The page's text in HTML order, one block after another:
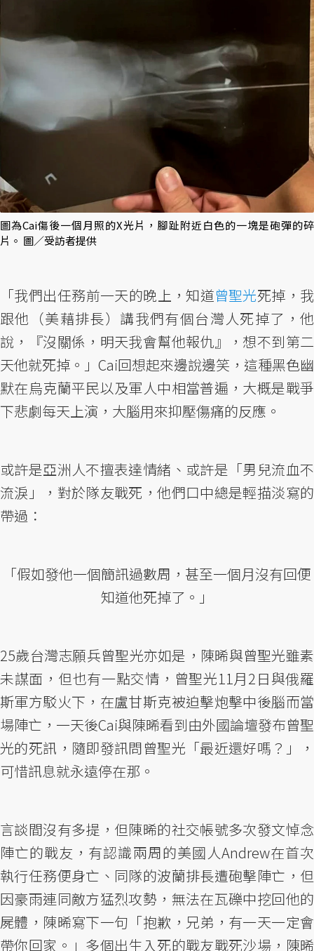
圖為Cai傷後一個月照的X光片，腳趾附近白色的一塊是砲彈的碎
片。 圖／受訪者提供
「我們出任務前一天的晚上，知道曾聖光死掉，我
跟他（美藉排長）講我們有個台灣人死掉了，他
說，『沒關係，明天我會幫他報仇』，想不到第二
天他就死掉。」Cai回想起來邊說邊笑，這種黑色幽
默在烏克蘭平民以及軍人中相當普遍，大概是戰爭
下悲劇每天上演，大腦用來抑壓傷痛的反應。
或許是亞洲人不擅表達情緒、或許是「男兒流血不
流淚」，對於隊友戰死，他們口中總是輕描淡寫的
帶過：
「假如發他一個簡訊過數周，甚至一個月沒有回便
知道他死掉了。」
25歲台灣志願兵曾聖光亦如是，陳晞與曾聖光雖素
未謀面，但也有一點交情，曾聖光11月2日與俄羅
斯軍方駁火下，在盧甘斯克被迫擊炮擊中後腦而當
場陣亡，一天後Cai與陳晞看到由外國論壇發布曾聖
光的死訊，隨即發訊問曾聖光「最近還好嗎？」，
可惜訊息就永遠停在那。
言談間沒有多提，但陳晞的社交帳號多次發文悼念
陣亡的戰友，有認識兩周的美國人Andrew在首次
執行任務便身亡、同隊的波蘭排長遭砲擊陣亡，但
因豪雨連同敵方猛烈攻勢，無法在瓦礫中挖回他的
屍體，陳晞寫下一句「抱歉，兄弟，有一天一定會
帶你回家。」多個出生入死的戰友戰死沙場，陳晞